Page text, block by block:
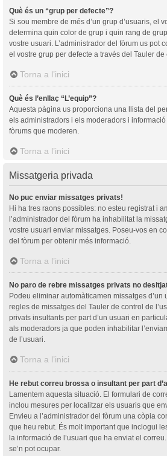
Què és un “grup per defecte”?
Si sou membre de més d’un grup d’usuaris, el
determina quin color de grup i quin rang de
vostre usuari. L’administrador del fòrum us pot
el vostre grup per defecte a través del Tauler de
Torna a l’inici
Què és l’enllaç “L’equip”?
Aquesta pàgina us proporciona una llista del
els administradors i els moderadors i
fòrums que moderen.
Torna a l’inici
Missatgeria privada
No puc enviar missatges privats!
Hi ha tres raons possibles: no esteu registrat i
l’administrador del fòrum ha inhabilitat la
vostre usuari enviar missatges. Poseu-vos en
del fòrum per obtenir més informació.
Torna a l’inici
No paro de rebre missatges privats no
Podeu eliminar automàticamen missatges d’un
regles de missatges del Tauler de control de
privats insultants per part d’un usuari en
als moderadors ja que poden inhabilitar
de l’usuari.
Torna a l’inici
He rebut correu brossa o insultant per part
Lamentem aquesta situació. El formulari de
inclou mesures per localitzar els usuaris que
Envieu a l’administrador del fòrum una còpia
que heu rebut. És molt important que inclogui
la informació de l’usuari que ha enviat el
se’n pot ocupar.